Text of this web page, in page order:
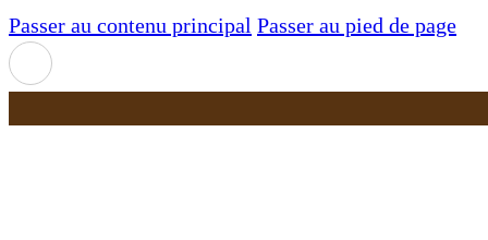
Passer au contenu principal Passer au pied de page